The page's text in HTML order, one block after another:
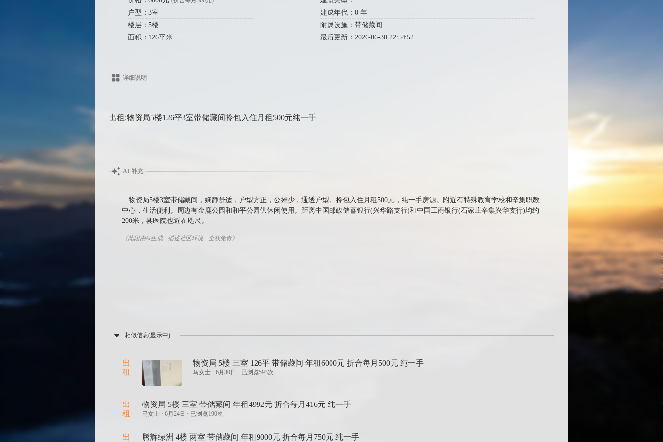
户型：3室
楼层：5楼
面积：126平米
建成年代：0 年
附属设施：带储藏间
最后更新：2026-06-30 22:54:52
详细说明
出租:物资局5楼126平3室带储藏间拎包入住月租500元纯一手
AI 补充
物资局5楼3室带储藏间，娴静舒适，户型方正，公摊少，通透户型。拎包入住月租500元，纯一手房源。附近有特殊教育学校和辛集职教
中心，生活便利。周边有金鹿公园和和平公园供休闲使用。距离中国邮政储蓄银行(兴华路支行)和中国工商银行(石家庄辛集兴华支行)均约
200米，县医院也近在咫尺。
《此段由AI生成 - 描述社区环境 - 全权免责》
相似信息(显示中)
出
租
物资局 5楼 三室 126平 带储藏间 年租6000元 折合每月500元 纯一手
马女士 ·6月30日 · 已浏览593次
出
租
物资局 5楼 三室 带储藏间 年租4992元 折合每月416元 纯一手
马女士 ·6月24日 · 已浏览190次
出 腾辉绿洲 4楼 两室 带储藏间 年租9000元 折合每月750元 纯一手